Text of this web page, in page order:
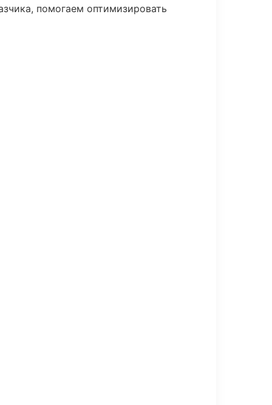
помогаем оптимизировать